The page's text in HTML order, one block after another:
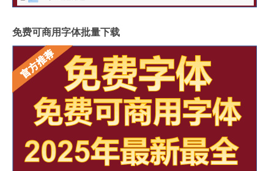
免费可商用字体批量下载